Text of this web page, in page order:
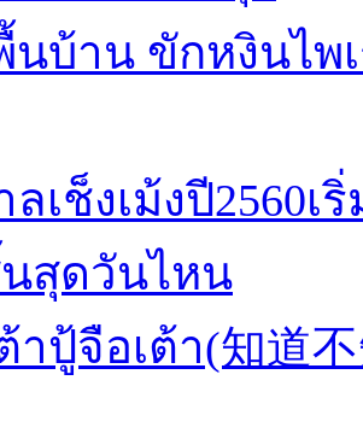
นบ้าน ขักหงินไพ
ลเช็งเม้งปี2560เ
สุดวันไหน
าปู้จือเต้า(知道